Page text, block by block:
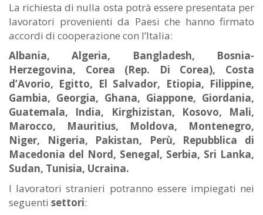
La richiesta di nulla osta potrà essere presentata per
lavoratori provenienti da Paesi che hanno firmato
accordi di cooperazione con l’Italia:
Albania, Algeria, Bangladesh, Bosnia-
Herzegovina, Corea (Rep. Di Corea), Costa
d’Avorio, Egitto, El Salvador, Etiopia, Filippine,
Gambia, Georgia, Ghana, Giappone, Giordania,
Guatemala, India, Kirghizistan, Kosovo, Mali,
Marocco, Mauritius, Moldova, Montenegro,
Niger, Nigeria, Pakistan, Perù, Repubblica di
Macedonia del Nord, Senegal, Serbia, Sri Lanka,
Sudan, Tunisia, Ucraina.
I lavoratori stranieri potranno essere impiegati nei
seguenti settori: